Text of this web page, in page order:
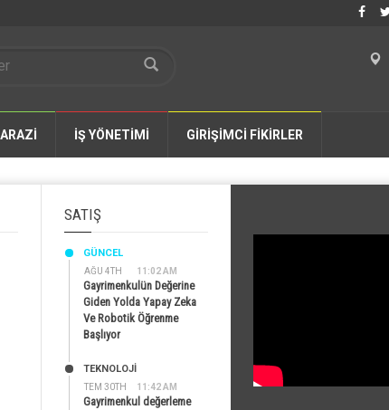
İŞ YÖNETİMİ GİRİŞİMCİ FİKİRLER
SATIŞ
AĞU 4TH 11:02 AM
GÜNCEL
Gayrimenkulün Değerine
Giden Yolda Yapay Zeka
Ve Robotik Öğrenme
Başlıyor
TEM 30TH 11:42 AM
TEKNOLOJİ
Gayrimenkul değerleme